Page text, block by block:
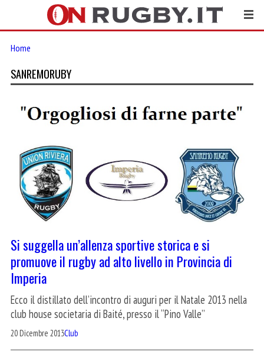
Home
SANREMORUBY
Si suggella un’allenza sportive storica e si
promuove il rugby ad alto livello in Provincia di
Imperia
Ecco il distillato dell’incontro di auguri per il Natale 2013 nella
club house societaria di Baité, presso il “Pino Valle”
20 Dicembre 2013Club